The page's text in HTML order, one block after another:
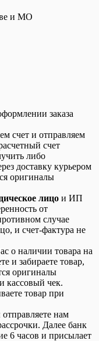
и МО
заказа
счет и отправляем
счет
либо
доставку курьером
оригиналы
лицо и ИП
от
случае
и счет-фактура не
о наличии товара на
и забираете товар,
оригиналы
кассовый чек.
товар при
нам
Далее банк
6 часов и присылает